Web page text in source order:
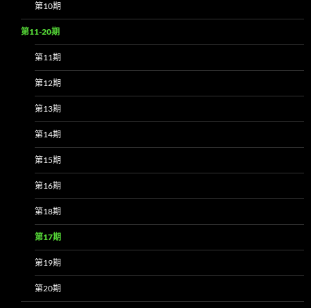
第10期
第11-20期
第11期
第12期
第13期
第14期
第15期
第16期
第18期
第17期
第19期
第20期